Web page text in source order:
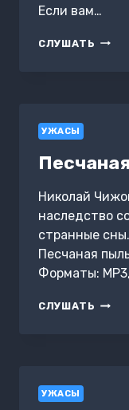
Если вам…
СЛУШАТЬ
УЖАСЫ
Николай
наследство
странные
Песчаная
Форматы:
СЛУШАТЬ
УЖАСЫ